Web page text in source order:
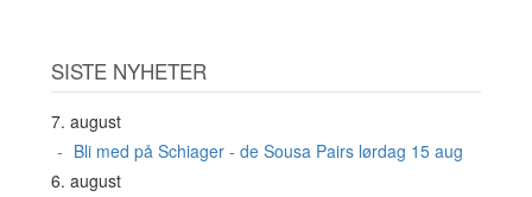
SISTE NYHETER
7. august
Bli med på Schiager - de Sousa Pairs lørdag 15 aug
6. august